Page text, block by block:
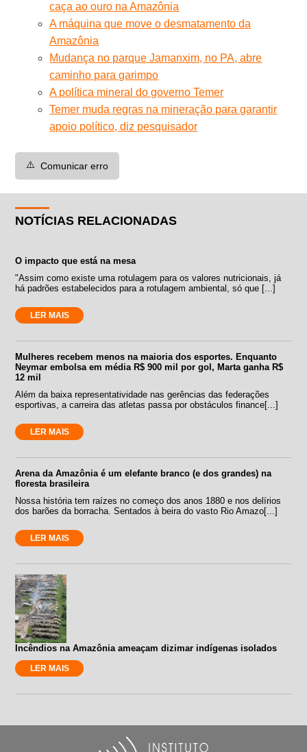
caça ao ouro na Amazônia
A máquina que move o desmatamento da
Amazônia
Mudança no parque Jamanxim, no PA, abre
caminho para garimpo
A política mineral do governo Temer
Temer muda regras na mineração para garantir
apoio político, diz pesquisador
⚠️ Comunicar erro
NOTÍCIAS RELACIONADAS
O impacto que está na mesa
"Assim como existe uma rotulagem para os valores nutricionais, já
há padrões estabelecidos para a rotulagem ambiental, só que [...]
LER MAIS
Mulheres recebem menos na maioria dos esportes. Enquanto
Neymar embolsa em média R$ 900 mil por gol, Marta ganha R$
12 mil
Além da baixa representatividade nas gerências das federações
esportivas, a carreira das atletas passa por obstáculos finance[...]
LER MAIS
Arena da Amazônia é um elefante branco (e dos grandes) na
floresta brasileira
Nossa história tem raízes no começo dos anos 1880 e nos delírios
dos barões da borracha. Sentados à beira do vasto Rio Amazo[...]
LER MAIS
Incêndios na Amazônia ameaçam dizimar indígenas isolados
LER MAIS